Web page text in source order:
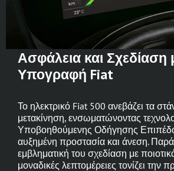
Ασφάλεια και Σχεδίαση
Υπογραφή Fiat
Το ηλεκτρικό Fiat 500 ανεβάζει τα
μετακίνηση, ενσωματώνοντας
Υποβοηθούμενης Οδήγησης
αυξημένη προστασία και άνεση.
εμβληματική του σχεδίαση με
μοναδικές λεπτομέρειες τονίζει την